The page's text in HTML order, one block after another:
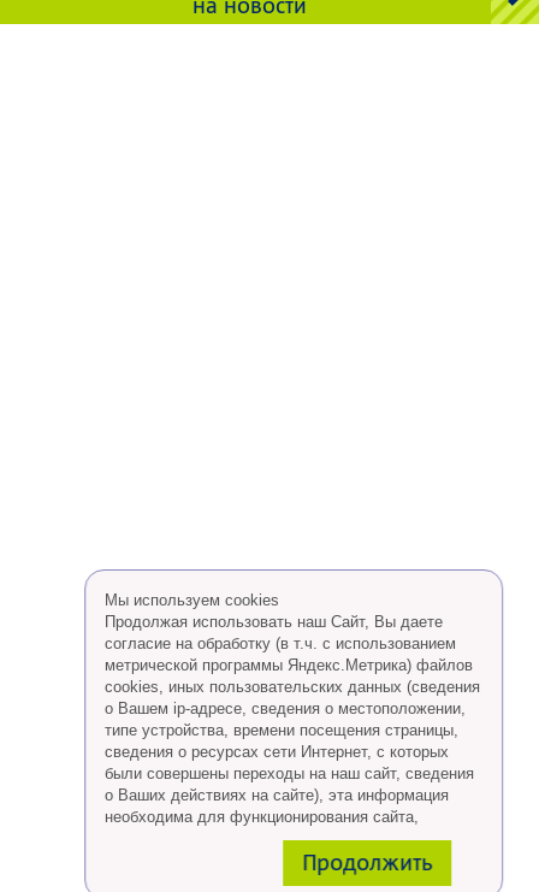
на новости
Мы используем cookies
Продолжая использовать наш Сайт, Вы даете
согласие на обработку (в т.ч. с использованием
метрической программы Яндекс.Метрика) файлов
cookies, иных пользовательских данных (сведения
о Вашем ip-адресе, сведения о местоположении,
типе устройства, времени посещения страницы,
сведения о ресурсах сети Интернет, с которых
были совершены переходы на наш сайт, сведения
о Ваших действиях на сайте), эта информация
необходима для функционирования сайта,
проведения ретаргетинга, а также статистических
Eсли Вы согласны, продолжайте пользоваться
Продолжить